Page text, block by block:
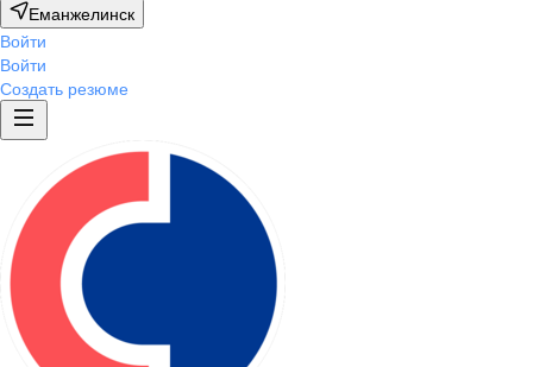
Еманжелинск
Войти
Войти
Создать резюме